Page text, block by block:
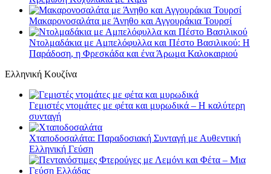
Μακαρονοσαλάτα με Άνηθο και Αγγουράκια Τουρσί
Ντολμαδάκια με Αμπελόφυλλα και Πέστο Βασιλικού: Η
Παράδοση, η Φρεσκάδα και ένα Άρωμα Καλοκαιριού
Ελληνική Κουζίνα
Γεμιστές ντομάτες με φέτα και μυρωδικά – Η καλύτερη
συνταγή
Χταποδοσαλάτα: Παραδοσιακή Συνταγή με Αυθεντική
Ελληνική Γεύση